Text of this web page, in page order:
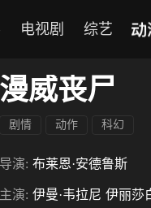
电视剧 综艺
漫威丧尸
剧情 动作 科幻
导演: 布莱恩·安德鲁斯
主演: 伊曼·韦拉尼 伊丽莎